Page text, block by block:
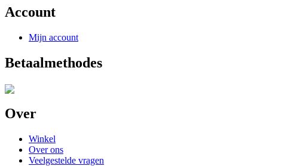
Account
Mijn account
Betaalmethodes
Over
Winkel
Over ons
Veelgestelde vragen